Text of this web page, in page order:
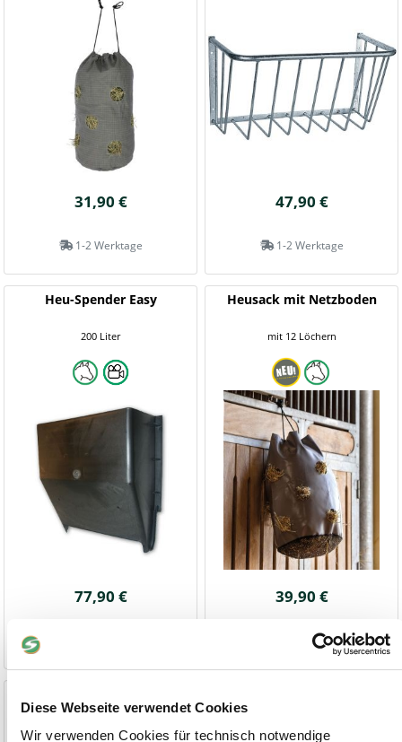
Diese Webseite verwendet Cookies
Wir verwenden Cookies für technisch notwendige
31,90 €
1-2 Werktage
47,90 €
1-2 Werktage
Heu-Spender Easy
200 Liter
77,90 €
Heusack mit Netzboden
mit 12 Löchern
39,90 €
1-2 Werktage
ohne Locheinsatz Maschenweite 4,5 cm